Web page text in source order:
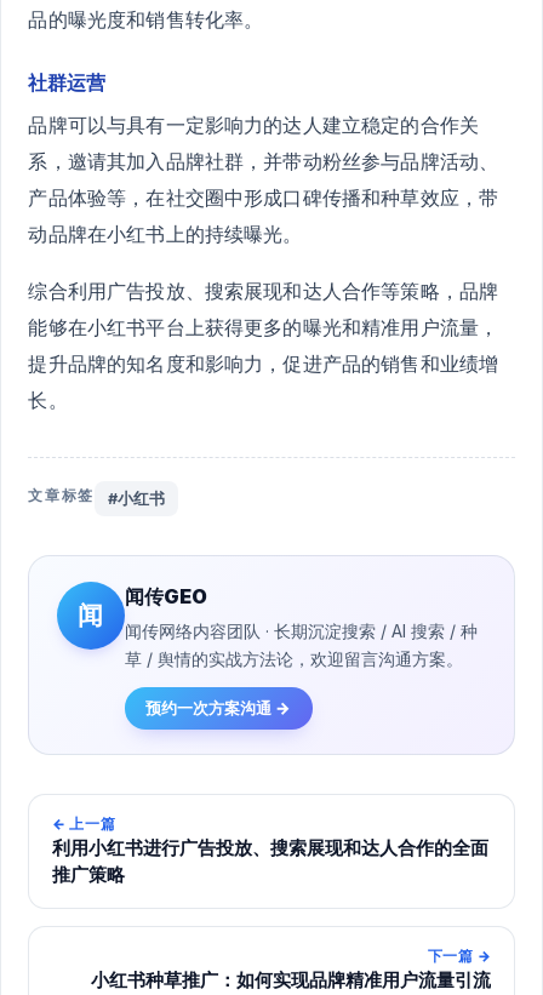
品的曝光度和销售转化率。
社群运营
品牌可以与具有一定影响力的达人建立稳定的合作关
系，邀请其加入品牌社群，并带动粉丝参与品牌活动、
产品体验等，在社交圈中形成口碑传播和种草效应，带
动品牌在小红书上的持续曝光。
综合利用广告投放、搜索展现和达人合作等策略，品牌
能够在小红书平台上获得更多的曝光和精准用户流量，
提升品牌的知名度和影响力，促进产品的销售和业绩增
长。
文章标签 #小红书
闻
闻传GEO
闻传网络内容团队 · 长期沉淀搜索 / AI 搜索 / 种
草 / 舆情的实战方法论，欢迎留言沟通方案。
预约一次方案沟通 →
← 上一篇
利用小红书进行广告投放、搜索展现和达人合作的全面
推广策略
下一篇 →
小红书种草推广：如何实现品牌精准用户流量引流